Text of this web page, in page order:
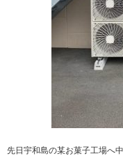
先日宇和島の某お菓子工場へ